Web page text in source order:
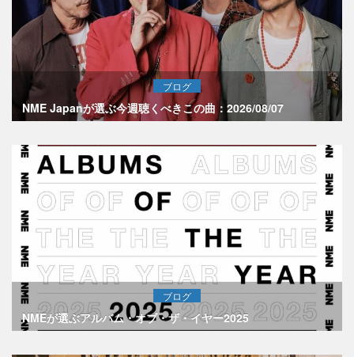
ブログ
NME Japanが選ぶ今週聴くべきこの曲：2026/08/07
ブログ
NMEが選ぶアルバム・オブ・ザ・イヤー2025